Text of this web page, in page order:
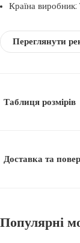
Країна виробник:
Переглянути
Таблиця розмірів
Доставка та
Популярні